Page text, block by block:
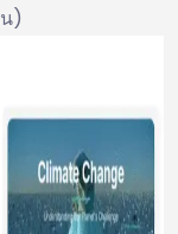
)